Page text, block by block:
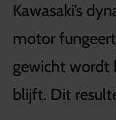
Kawasaki’s
motor
gewicht wordt
blijft. Dit